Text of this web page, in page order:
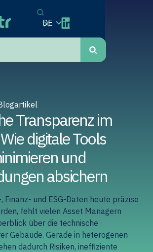
DE
Transparenz im
digitale Tools
und
absichern
Finanz- und ESG-Daten heute präzise
fehlt vielen Asset Managern
über die technische
Gebäude. Gerade in heterogenen
dadurch Risiken, ineffiziente